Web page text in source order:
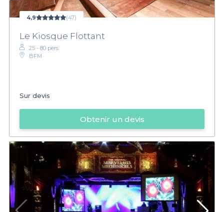
4,9 (47)
Le Kiosque Flottant
25 - 80 pers.
BFM
Sur devis
Obtenir un devis